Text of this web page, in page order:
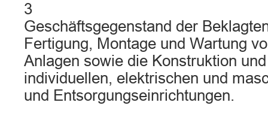
3
Geschäftsgegenstand der
Fertigung, Montage und Wartung
Anlagen sowie die Konstruktion
individuellen, elektrischen und
und Entsorgungseinrichtungen.